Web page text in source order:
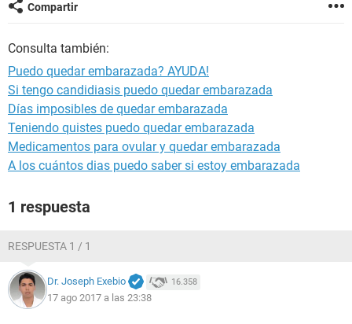
Compartir
Consulta también:
Puedo quedar embarazada? AYUDA!
Si tengo candidiasis puedo quedar embarazada
Días imposibles de quedar embarazada
Teniendo quistes puedo quedar embarazada
Medicamentos para ovular y quedar embarazada
A los cuántos dias puedo saber si estoy embarazada
1 respuesta
RESPUESTA 1 / 1
Dr. Joseph Exebio 16.358
17 ago 2017 a las 23:38